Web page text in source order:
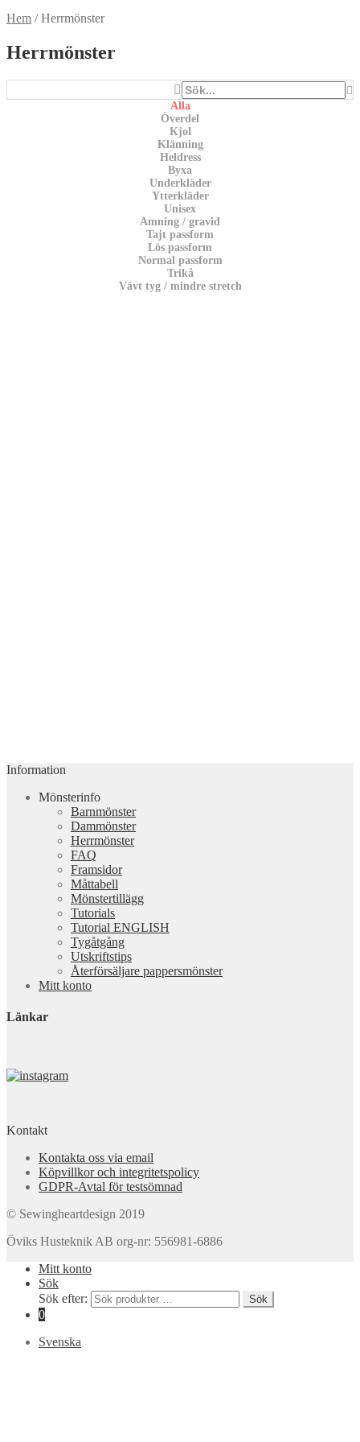
Hem /Herrmönster
Herrmönster
Alla
Överdel
Kjol
Klänning
Heldress
Byxa
Underkläder
Ytterkläder
Unisex
Amning / gravid
Tajt passform
Lös passform
Normal passform
Trikå
Vävt tyg / mindre stretch
Information
Mönsterinfo
Barnmönster
Dammönster
Herrmönster
FAQ
Framsidor
Måttabell
Mönstertillägg
Tutorials
Tutorial ENGLISH
Tygåtgång
Utskriftstips
Återförsäljare pappersmönster
Mitt konto
Länkar
Kontakt
Kontakta oss via email
Köpvillkor och integritetspolicy
GDPR-Avtal för testsömnad
© Sewingheartdesign 2019
Öviks Husteknik AB org-nr: 556981-6886
Mitt konto
Sök
Sök efter:
Sök
0
Svenska